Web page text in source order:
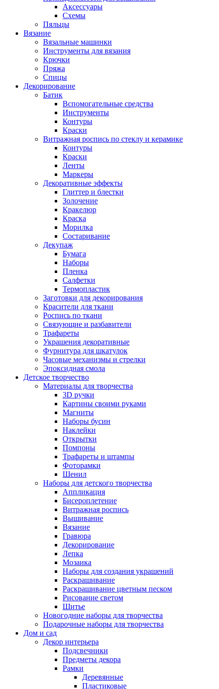
Аксессуары
Схемы
Пяльцы
Вязание
Вязальные машинки
Инструменты для вязания
Крючки
Пряжа
Спицы
Декорирование
Батик
Вспомогательные средства
Инструменты
Контуры
Краски
Витражная роспись по стеклу и керамике
Контуры
Краски
Ленты
Маркеры
Декоративные эффекты
Глиттер и блестки
Золочение
Кракелюр
Краска
Морилка
Состаривание
Декупаж
Бумага
Наборы
Пленка
Салфетки
Термопластик
Заготовки для декорирования
Красители для ткани
Роспись по ткани
Связующие и разбавители
Трафареты
Украшения декоративные
Фурнитура для шкатулок
Часовые механизмы и стрелки
Эпоксидная смола
Детское творчество
Материалы для творчества
3D ручки
Картины своими руками
Магниты
Наборы бусин
Наклейки
Открытки
Помпоны
Трафареты и штампы
Фоторамки
Шенил
Наборы для детского творчества
Аппликация
Бисероплетение
Витражная роспись
Вышивание
Вязание
Гравюра
Декорирование
Лепка
Мозаика
Наборы для создания украшений
Раскрашивание
Раскрашивание цветным песком
Рисование светом
Шитье
Новогодние наборы для творчества
Подарочные наборы для творчества
Дом и сад
Декор интерьера
Подсвечники
Предметы декора
Рамки
Деревянные
Пластиковые